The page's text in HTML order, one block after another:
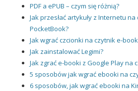
PDF a ePUB – czym się różnią?
Jak przesłać artykuły z Internetu
PocketBook?
Jak wgrać czcionki na czytnik e-
Jak zainstalować Legimi?
Jak zgrać e-booki z Google Play na
5 sposobów jak wgrać ebooki na
6 sposobów, jak wgrać ebooki na